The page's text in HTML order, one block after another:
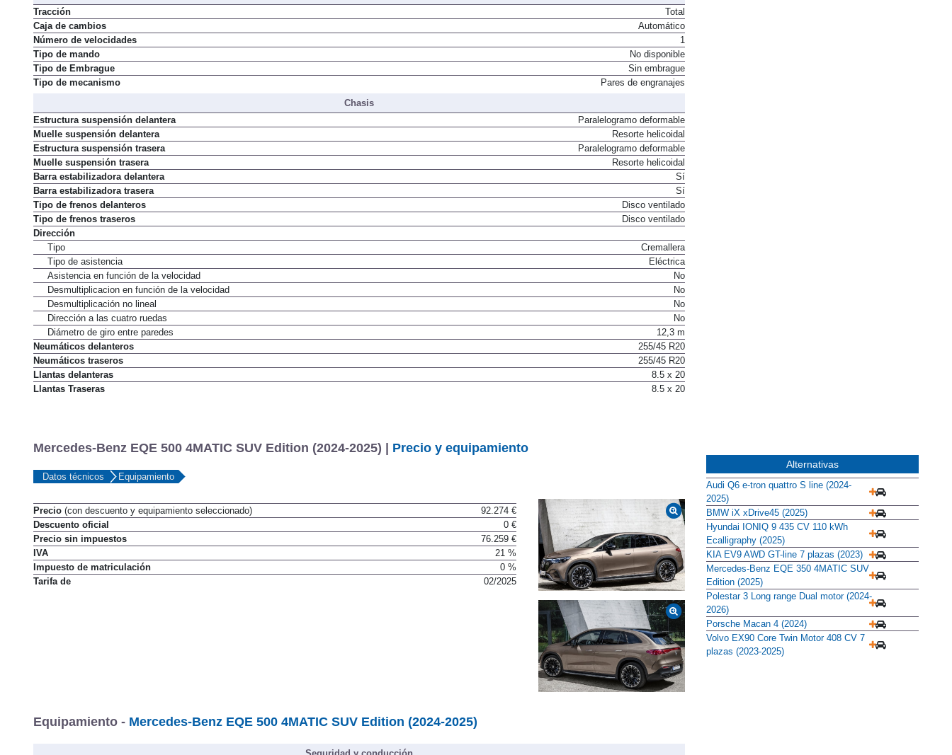
Transmisión
Tracción
Total
Caja de cambios
Automático
Número de velocidades
1
Tipo de mando
No disponible
Tipo de Embrague
Sin embrague
Chasis
Estructura suspensión delantera
Paralelogramo deformable
Muelle suspensión delantera
Resorte helicoidal
Estructura suspensión trasera
Paralelogramo deformable
Muelle suspensión trasera
Resorte helicoidal
Barra estabilizadora delantera
Sí
Barra estabilizadora trasera
Sí
Tipo de frenos delanteros
Disco ventilado
Tipo de frenos traseros
Dirección
Tipo
Cremallera
Tipo de asistencia
Eléctrica
Asistencia en función de la velocidad
No
Desmultiplicacion en función de la velocidad
No
Desmultiplicación no lineal
No
Dirección a las cuatro ruedas
No
Diámetro de giro entre paredes
12,3 m
Neumáticos delanteros
255/45 R20
Neumáticos traseros
255/45 R20
Llantas delanteras
8.5 x 20
Mercedes-Benz EQE 500 4MATIC SUV Edition (2024-2025) | Precio y equipamiento
Precio(con descuento y equipamiento seleccionado)
92.274 €
Descuento oficial
0 €
Precio sin impuestos
76.259 €
IVA
21 %
Impuesto de matriculación
0 %
Equipamiento - Mercedes-Benz EQE 500 4MATIC SUV Edition (2024-2025)
Alternativas
Audi Q6 e-tron quattro S line (2024-
2025)
BMW iX xDrive45 (2025)
Hyundai IONIQ 9 435 CV 110 kWh
Ecalligraphy (2025)
KIA EV9 AWD GT-line 7 plazas (2023)
Mercedes-Benz EQE 350 4MATIC SUV
Edition (2025)
Polestar 3 Long range Dual motor (2024-
2026)
Porsche Macan 4 (2024)
Volvo EX90 Core Twin Motor 408 CV 7